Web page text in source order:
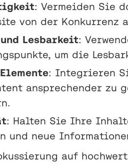
: Vermeiden Sie
von der Konkurrenz
Lesbarkeit:
um die
: Integrieren
ansprechender zu
: Halten Sie Ihre
und neue
auf